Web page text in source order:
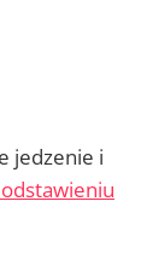
jedzenie i